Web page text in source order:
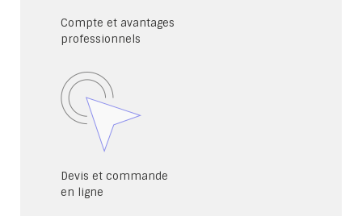
Compte et avantages
professionnels
Devis et commande
en ligne